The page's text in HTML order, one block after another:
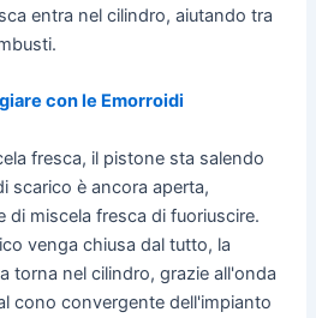
entra nel cilindro, aiutando tra
con le Emorroidi
fresca, il pistone sta salendo
scarico è ancora aperta,
di miscela fresca di fuoriuscire.
venga chiusa dal tutto, la
torna nel cilindro, grazie all'onda
cono convergente dell'impianto